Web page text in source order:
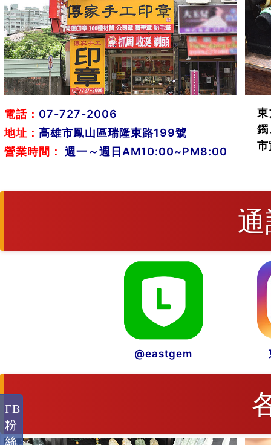
電話： 07-727-2006
地址： 高雄市鳳山區瑞隆東路199號
營業時間：
週一～週日AM10:00~PM8:00
鐲
市
@eastgem
FB
粉
絲